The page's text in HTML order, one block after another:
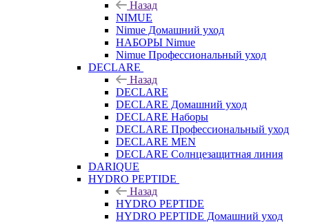
Назад
NIMUE
Nimue Домашний уход
НАБОРЫ Nimue
Nimue Профессиональный уход
DECLARE
Назад
DECLARE
DECLARE Домашний уход
DECLARE Наборы
DECLARE Профессиональный уход
DECLARE MEN
DECLARE Солнцезащитная линия
DARIQUE
HYDRO PEPTIDE
Назад
HYDRO PEPTIDE
HYDRO PEPTIDE Домашний уход